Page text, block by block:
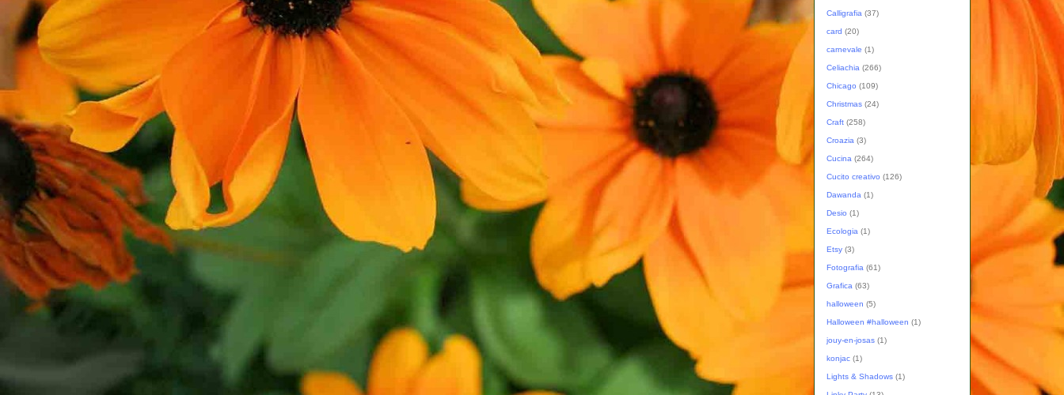
Calligrafia (37)
card (20)
carnevale (1)
Celiachia (266)
Chicago (109)
Christmas (24)
Craft (258)
Croazia (3)
Cucina (264)
Cucito creativo (126)
Dawanda (1)
Desio (1)
Ecologia (1)
Etsy (3)
Fotografia (61)
Grafica (63)
halloween (5)
Halloween #halloween (1)
jouy-en-josas (1)
konjac (1)
Lights & Shadows (1)